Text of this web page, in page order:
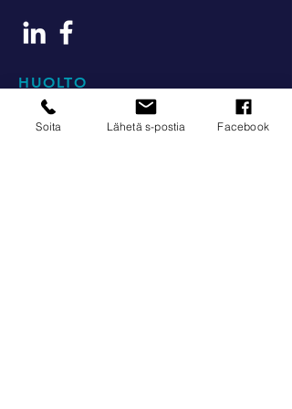
HUOLTO
Soita Lähetä s-postia Facebook